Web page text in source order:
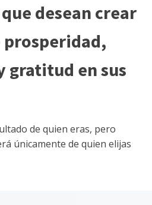
desean crear
prosperidad,
gratitud en sus
de quien eras, pero
únicamente de quien elijas